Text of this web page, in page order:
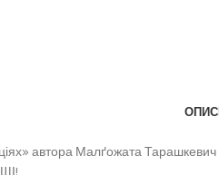
ОПИС
автора Малґожата Тарашкевич